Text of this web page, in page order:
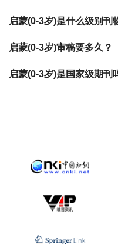
启蒙(0-3岁)是什么级别刊
启蒙(0-3岁)审稿要多久？
启蒙(0-3岁)是国家级期刊